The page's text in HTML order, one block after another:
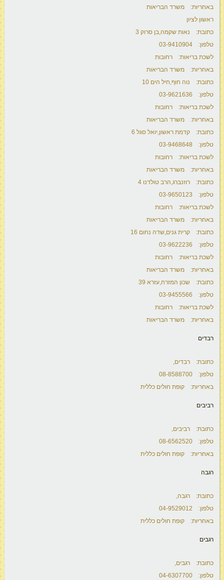
באחריות: משרד הבריאות
ראשון לציון
כתובת: נאות שקמה,בן סרוק 3
טלפון: 03-9410904
לשכת בריאות: רחובות
באחריות: משרד הבריאות
כתובת: נוה חוף,חיל הים 10
טלפון: 03-9621636
לשכת בריאות: רחובות
באחריות: משרד הבריאות
כתובת: קדמת ראשון,יואל סגל 6
טלפון: 03-9468648
לשכת בריאות: רחובות
באחריות: משרד הבריאות
כתובת: רוזנברג,הרב טולדנו 4
טלפון: 03-9650123
לשכת בריאות: רחובות
באחריות: משרד הבריאות
כתובת: קרית גנים,שדה נחום 16
טלפון: 03-9622236
לשכת בריאות: רחובות
באחריות: משרד הבריאות
כתובת: שכון המזרח,עזרא 39
טלפון: 03-9455566
לשכת בריאות: רחובות
באחריות: משרד הבריאות
רבדים
כתובת: רבדים,
טלפון: 08-8588700
באחריות: קופת חולים כללית
רביבים
כתובת: רביבים,
טלפון: 08-6562520
באחריות: קופת חולים כללית
רגבה
כתובת: רגבה,
טלפון: 04-9529012
באחריות: קופת חולים כללית
רגבים
כתובת: רגבים,
טלפון: 04-6307700